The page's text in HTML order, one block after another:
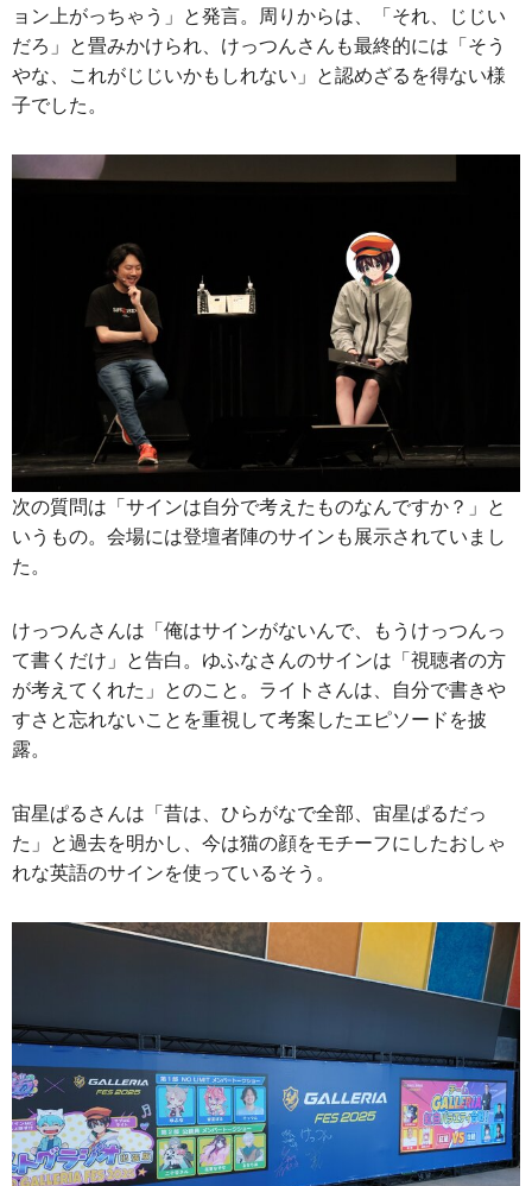
ョン上がっちゃう」と発言。周りからは、「それ、じじい
だろ」と畳みかけられ、けっつんさんも最終的には「そう
やな、これがじじいかもしれない」と認めざるを得ない様
子でした。
次の質問は「サインは自分で考えたものなんですか？」と
いうもの。会場には登壇者陣のサインも展示されていまし
た。
けっつんさんは「俺はサインがないんで、もうけっつんっ
て書くだけ」と告白。ゆふなさんのサインは「視聴者の方
が考えてくれた」とのこと。ライトさんは、自分で書きや
すさと忘れないことを重視して考案したエピソードを披
露。
宙星ぱるさんは「昔は、ひらがなで全部、宙星ぱるだっ
た」と過去を明かし、今は猫の顔をモチーフにしたおしゃ
れな英語のサインを使っているそう。